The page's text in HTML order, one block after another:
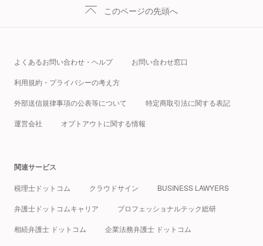
このページの先頭へ
よくあるお問い合わせ・ヘルプ お問い合わせ窓口
利用規約・プライバシーの考え方
外部送信規律事項の公表等について 特定商取引法に関する表記
運営会社 オプトアウトに関する情報
関連サービス
税理士ドットコム クラウドサイン BUSINESS LAWYERS
弁護士ドットコムキャリア プロフェッショナルテック総研
相続弁護士 ドットコム 企業法務弁護士 ドットコム